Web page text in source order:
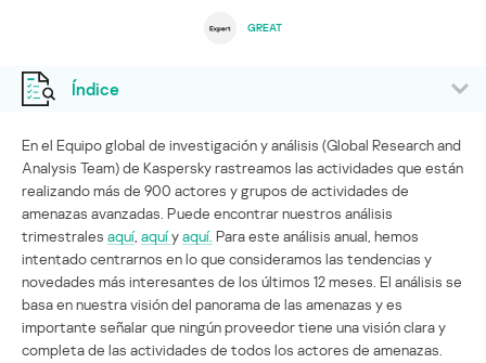
GREAT
Índice
En el Equipo global de investigación y análisis (Global Research and
Analysis Team) de Kaspersky rastreamos las actividades que están
realizando más de 900 actores y grupos de actividades de
amenazas avanzadas. Puede encontrar nuestros análisis
trimestrales aquí, aquíyaquí. Para este análisis anual, hemos
intentado centrarnos en lo que consideramos las tendencias y
novedades más interesantes de los últimos 12 meses. El análisis se
basa en nuestra visión del panorama de las amenazas y es
importante señalar que ningún proveedor tiene una visión clara y
completa de las actividades de todos los actores de amenazas.